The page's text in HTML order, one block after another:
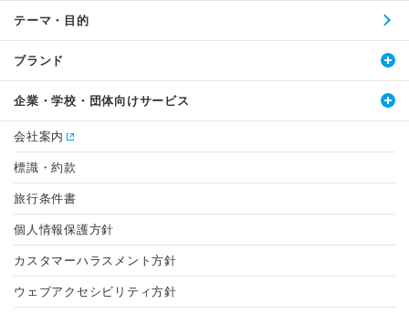
テーマ・目的
ブランド
企業・学校・団体向けサービス
会社案内
標識・約款
旅行条件書
個人情報保護方針
カスタマーハラスメント方針
ウェブアクセシビリティ方針